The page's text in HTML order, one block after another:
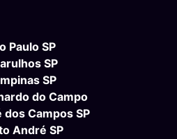
Paulo SP
SP
SP
do Campo
dos Campos SP
André SP